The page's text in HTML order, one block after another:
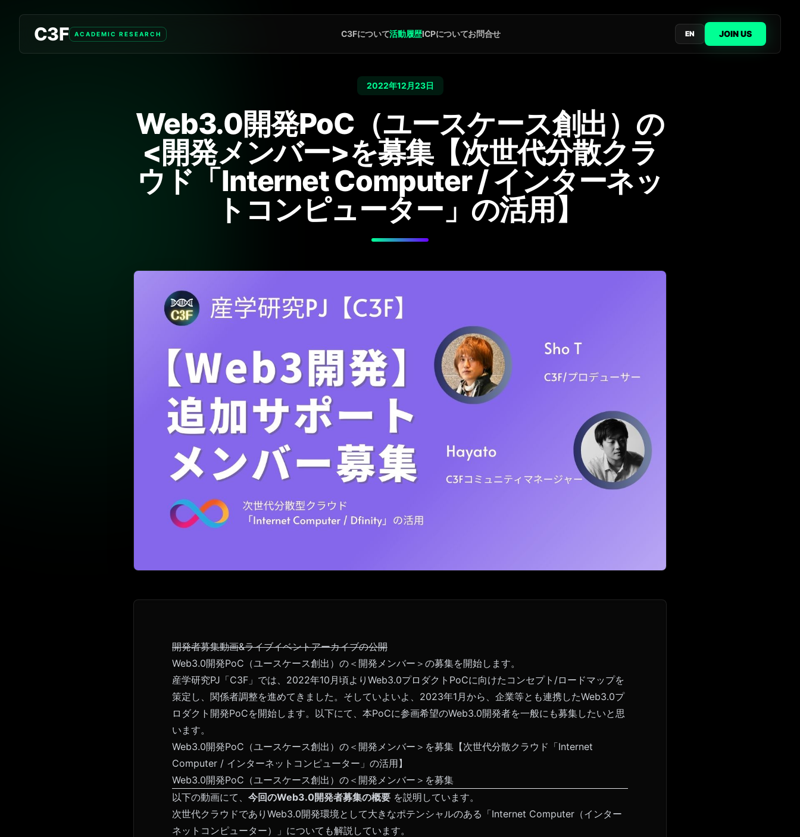
C3F ACADEMIC RESEARCH C3Fについて活動履歴ICPについてお問合せ EN JOIN US
2022年12月23日
Web3.0開発PoC（ユースケース創出）の
<開発メンバー>を募集【次世代分散クラ
ウド「Internet Computer / インターネッ
トコンピューター」の活用】
開発者募集動画&ライブイベントアーカイブの公開
Web3.0開発PoC（ユースケース創出）の＜開発メンバー＞の募集を開始します。
産学研究PJ「C3F」では、2022年10月頃よりWeb3.0プロダクトPoCに向けたコンセプト/ロードマップを
策定し、関係者調整を進めてきました。そしていよいよ、2023年1月から、企業等とも連携したWeb3.0プ
ロダクト開発PoCを開始します。以下にて、本PoCに参画希望のWeb3.0開発者を一般にも募集したいと思
います。
Web3.0開発PoC（ユースケース創出）の＜開発メンバー＞を募集【次世代分散クラウド「Internet
Computer / インターネットコンピューター」の活用】
Web3.0開発PoC（ユースケース創出）の＜開発メンバー＞を募集
以下の動画にて、 今回のWeb3.0開発者募集の概要 を説明しています。
次世代クラウドでありWeb3.0開発環境として大きなポテンシャルのある「Internet Computer（インター
ネットコンピューター）」についても解説しています。